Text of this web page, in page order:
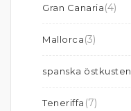
Gran Canaria(4)
Mallorca(3)
spanska östkusten
Teneriffa (7)